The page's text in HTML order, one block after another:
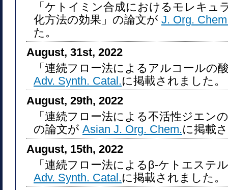
「ケトイミン合成におけるモレキュ
化方法の効果」の論文が J. Org.
た。
August, 31st, 2022
「連続フロー法によるアルコールの
Adv. Synth. Catal.に掲載されました。
August, 29th, 2022
「連続フロー法による不活性ジエン
の論文が Asian J. Org. Chem.に掲載
August, 15th, 2022
「連続フロー法によるβ-ケトエステ
Adv. Synth. Catal.に掲載されました。